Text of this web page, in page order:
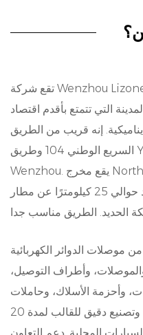
واجهنا الأمطار أو الرطوبة
لموصل السيارات لدينا هو
لتحمل آثار الأكسدة مع
على الأداء الجيد في ظل
لا يقلل فقط من خطر
التشغيل الفعال للدوائر
الكهربائية داخل المركبات.
تقع شركة Wenzhou Lizone Connector Co., Ltd. في مدينة
التي تتمتع بأقدم اقتصاد
إنه قريب من الطريق
السريع الوطني 104 وطريق Yongtaiwen السريع وجسر
Wenzhou. يقع مخرج North White Elephant على بعد 5
كيلومترات، ويبعد حوالي 25 كيلومترًا عن مطار Wenzhou
موصلات الدوائر الكهربائية
وأطراف التوصيل،
وأحزمة الأسلاك، وحاملات
المصابيح، مع تطوير منتجات جديدة وتصنيع دقيق للقالب لمدة 20